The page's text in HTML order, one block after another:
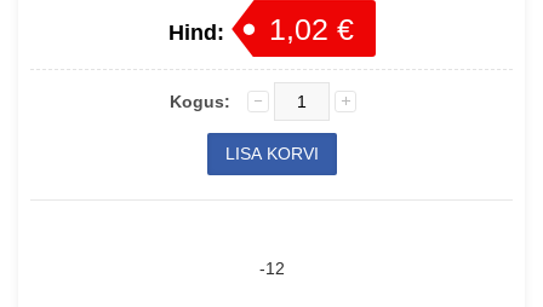
Hind: 1,02 €
Kogus:
-12